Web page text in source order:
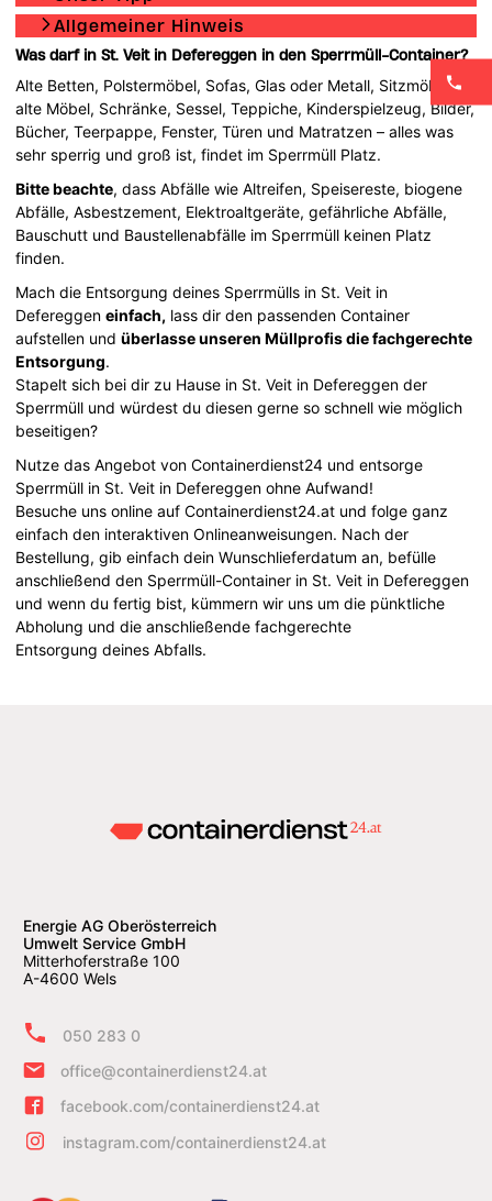
Allgemeiner Hinweis
Was darf in St. Veit in Defereggen in den Sperrmüll-Container?
Alte Betten, Polstermöbel, Sofas, Glas oder Metall, Sitzmöbel,
alte Möbel, Schränke, Sessel, Teppiche, Kinderspielzeug, Bilder,
Bücher, Teerpappe, Fenster, Türen und Matratzen – alles was
sehr sperrig und groß ist, findet im Sperrmüll Platz.
Bitte beachte, dass Abfälle wie Altreifen, Speisereste, biogene
Abfälle, Asbestzement, Elektroaltgeräte, gefährliche Abfälle,
Bauschutt und Baustellenabfälle im Sperrmüll keinen Platz
finden.
Mach die Entsorgung deines Sperrmülls in St. Veit in
Defereggeneinfach, lass dir den passenden Container
aufstellen undüberlasse unseren Müllprofis die fachgerechte
Entsorgung.
Stapelt sich bei dir zu Hause in St. Veit in Defereggen der
Sperrmüll und würdest du diesen gerne so schnell wie möglich
beseitigen?
Nutze das Angebot von Containerdienst24 und entsorge
Sperrmüll in St. Veit in Defereggen ohne Aufwand!
Besuche uns online auf Containerdienst24.at und folge ganz
einfach den interaktiven Onlineanweisungen. Nach der
Bestellung, gib einfach dein Wunschlieferdatum an, befülle
anschließend den Sperrmüll-Container in St. Veit in Defereggen
und wenn du fertig bist, kümmern wir uns um die pünktliche
Abholung und die anschließende fachgerechte
Entsorgung deines Abfalls.
Energie AG Oberösterreich
Umwelt Service GmbH
Mitterhoferstraße 100
A-4600 Wels
050 283 0
office@containerdienst24.at
facebook.com/containerdienst24.at
instagram.com/containerdienst24.at